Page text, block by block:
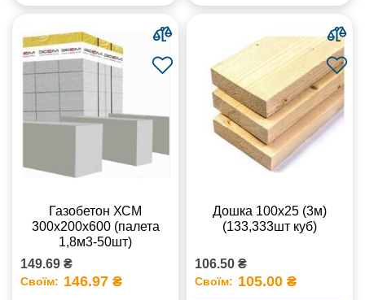
Газобетон ХСМ
300x200x600 (палета
1,8м3-50шт)
149.69 ₴
Своїм: 146.97 ₴
Дошка 100х25 (3м)
(133,333шт куб)
106.50 ₴
Своїм: 105.00 ₴